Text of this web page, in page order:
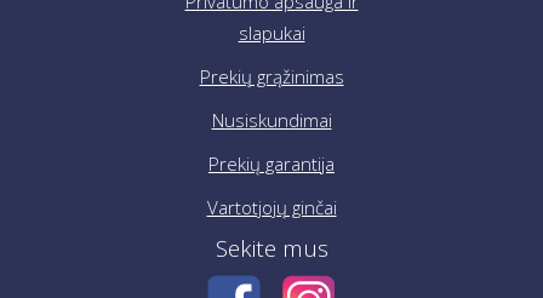
slapukai
Prekių grąžinimas
Nusiskundimai
Prekių garantija
Vartotjojų ginčai
Sekite mus